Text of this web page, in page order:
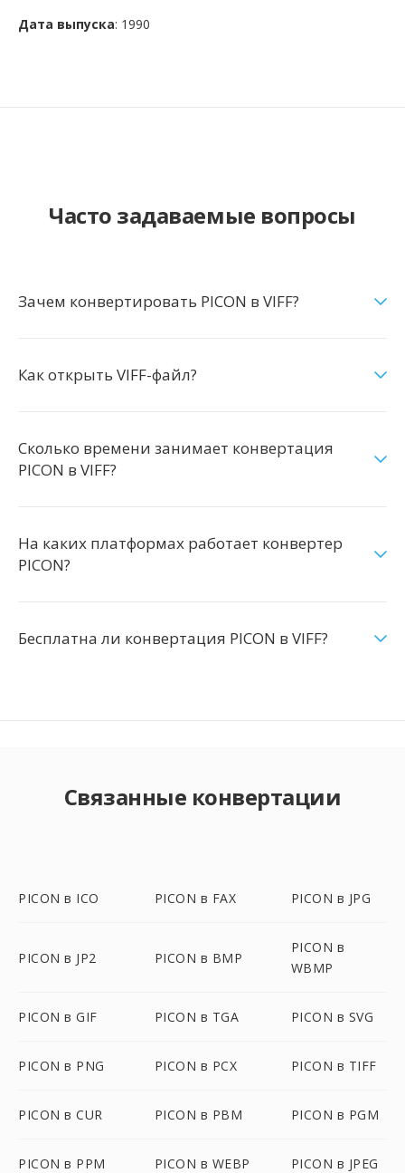
Дата выпуска: 1990
Часто задаваемые вопросы
Зачем конвертировать PICON в VIFF?
Как открыть VIFF-файл?
Сколько времени занимает конвертация
PICON в VIFF?
На каких платформах работает конвертер
PICON?
Бесплатна ли конвертация PICON в VIFF?
Связанные конвертации
PICON в ICO PICON в FAX PICON в JPG
PICON в JP2 PICON в BMP
PICON в
WBMP
PICON в GIF PICON в TGA PICON в SVG
PICON в PNG PICON в PCX PICON в TIFF
PICON в CUR PICON в PBM PICON в PGM
PICON в PPM PICON в WEBP PICON в JPEG